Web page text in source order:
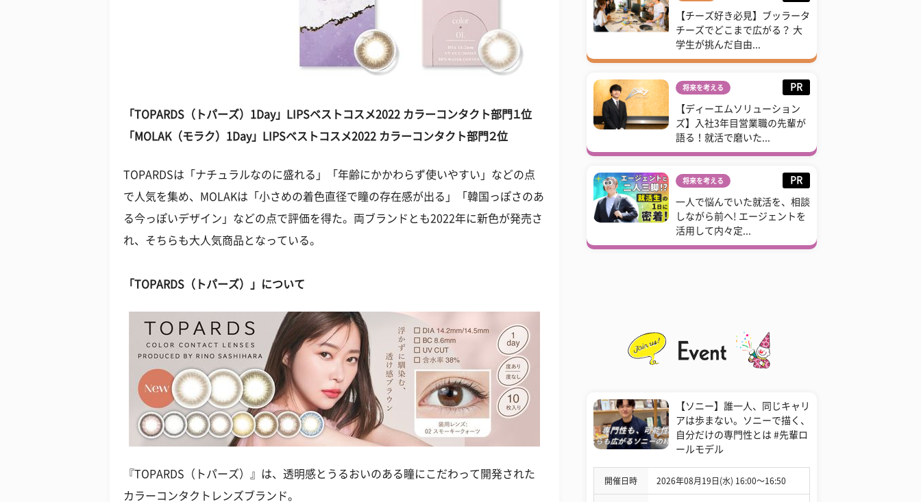
「TOPARDS（トパーズ）1Day」LIPSベストコスメ2022 カラーコンタクト部門１位
「MOLAK（モラク）1Day」LIPSベストコスメ2022 カラーコンタクト部門２位
TOPARDSは「ナチュラルなのに盛れる」「年齢にかかわらず使いやすい」などの点
で人気を集め、MOLAKは「小さめの着色直径で瞳の存在感が出る」「韓国っぽさのあ
る今っぽいデザイン」などの点で評価を得た。両ブランドとも2022年に新色が発売さ
れ、そちらも大人気商品となっている。
「TOPARDS（トパーズ）」について
『TOPARDS（トパーズ）』は、透明感とうるおいのある瞳にこだわって開発された
カラーコンタクトレンズブランド。
【チーズ好き必見】ブッラータ
チーズでどこまで広がる？ 大
学生が挑んだ自由...
将来を考える PR
【ディーエムソリューション
ズ】入社3年目営業職の先輩が
語る！就活で磨いた...
将来を考える PR
一人で悩んでいた就活を、相談
しながら前へ! エージェントを
活用して内々定...
【ソニー】誰一人、同じキャリ
アは歩まない。ソニーで描く、
自分だけの専門性とは #先輩ロ
ールモデル
開催日時 2026年08月19日(水) 16:00〜16:50